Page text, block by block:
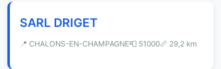
SARL DRIGET
📍 CHALONS-EN-CHAMPAGNE📮 51000📏 29,2 km